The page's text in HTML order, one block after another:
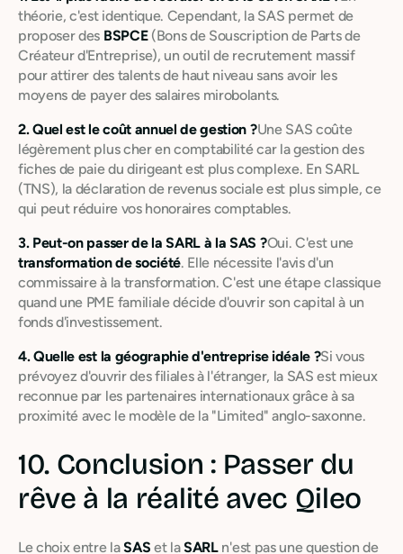
théorie, c'est identique. Cependant, la SAS permet de
proposer des BSPCE(Bons de Souscription de Parts de
Créateur d'Entreprise), un outil de recrutement massif
pour attirer des talents de haut niveau sans avoir les
moyens de payer des salaires mirobolants.
2. Quel est le coût annuel de gestion ?Une SAS coûte
légèrement plus cher en comptabilité car la gestion des
fiches de paie du dirigeant est plus complexe. En SARL
(TNS), la déclaration de revenus sociale est plus simple, ce
qui peut réduire vos honoraires comptables.
3. Peut-on passer de la SARL à la SAS ?Oui. C'est une
transformation de société. Elle nécessite l'avis d'un
commissaire à la transformation. C'est une étape classique
quand une PME familiale décide d'ouvrir son capital à un
fonds d'investissement.
4. Quelle est la géographie d'entreprise idéale ?Si vous
prévoyez d'ouvrir des filiales à l'étranger, la SAS est mieux
reconnue par les partenaires internationaux grâce à sa
proximité avec le modèle de la "Limited" anglo-saxonne.
10. Conclusion : Passer du
rêve à la réalité avec Qileo
Le choix entre laSAS et laSARLn'est pas une question de